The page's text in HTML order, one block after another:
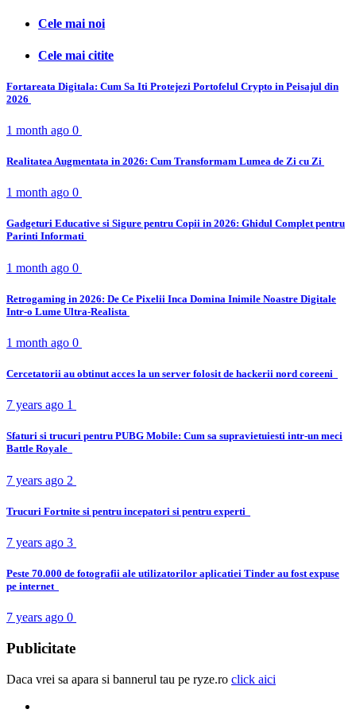
Cele mai noi
Cele mai citite
Fortareata Digitala: Cum Sa Iti Protejezi Portofelul Crypto in Peisajul din
2026
1 month ago 0
Realitatea Augmentata in 2026: Cum Transformam Lumea de Zi cu Zi
1 month ago 0
Gadgeturi Educative si Sigure pentru Copii in 2026: Ghidul Complet pentru
Parinti Informati
1 month ago 0
Retrogaming in 2026: De Ce Pixelii Inca Domina Inimile Noastre Digitale
Intr-o Lume Ultra-Realista
1 month ago 0
Cercetatorii au obtinut acces la un server folosit de hackerii nord coreeni
7 years ago 1
Sfaturi si trucuri pentru PUBG Mobile: Cum sa supravietuiesti intr-un meci
Battle Royale
7 years ago 2
Trucuri Fortnite si pentru incepatori si pentru experti
7 years ago 3
Peste 70.000 de fotografii ale utilizatorilor aplicatiei Tinder au fost expuse
pe internet
7 years ago 0
Publicitate
Daca vrei sa apara si bannerul tau pe ryze.ro click aici